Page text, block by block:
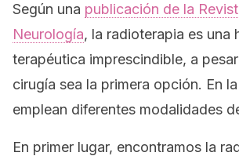
Según una publicación de la
Neurología, la radioterapia es una
terapéutica imprescindible, a
cirugía sea la primera opción. En
emplean diferentes modalidades
En primer lugar, encontramos la